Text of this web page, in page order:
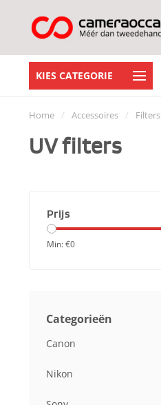
KIES CATEGORIE
Home / Accessoires / Filters
UV filters
Prijs
Min: €0
Categorieën
Canon
Nikon